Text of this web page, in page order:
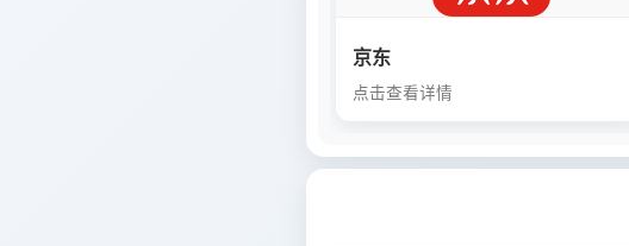
京东
点击查看详情